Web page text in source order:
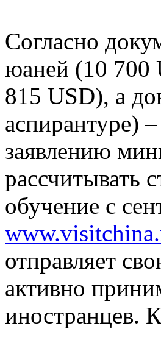
Согласно
юаней (10 700
815 USD), а
аспирантуре)
заявлению
рассчитывать
обучение с
отправляет
активно
иностранцев.